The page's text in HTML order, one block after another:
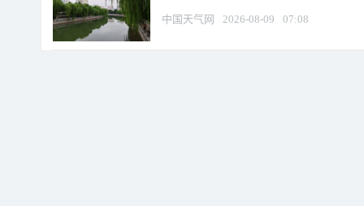
中国天气网 2026-08-09 07:08